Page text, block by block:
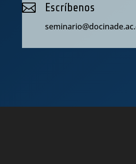
 Escríbenos